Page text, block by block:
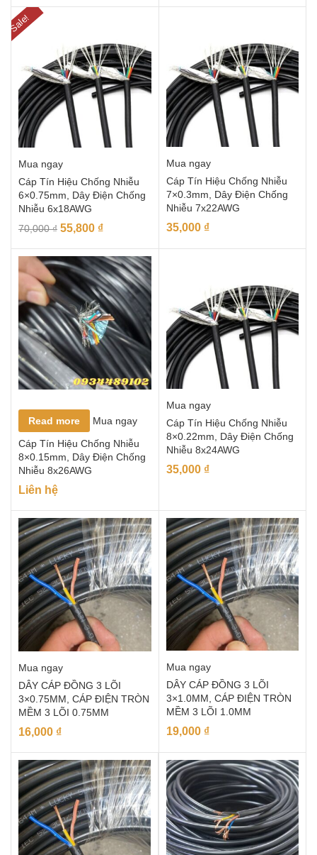
Sale!
Mua ngay
Cáp Tín Hiệu Chống Nhiễu
6×0.75mm, Dây Điện Chống
Nhiễu 6x18AWG
70,000₫ 55,800 ₫
Mua ngay
Cáp Tín Hiệu Chống Nhiễu
7×0.3mm, Dây Điện Chống
Nhiễu 7x22AWG
35,000 ₫
Read more
Mua ngay
Cáp Tín Hiệu Chống Nhiễu
8×0.15mm, Dây Điện Chống
Nhiễu 8x26AWG
Liên hệ
Mua ngay
Cáp Tín Hiệu Chống Nhiễu
8×0.22mm, Dây Điện Chống
Nhiễu 8x24AWG
35,000 ₫
Mua ngay
DÂY CÁP ĐỒNG 3 LÕI
3×0.75MM, CÁP ĐIỆN TRÒN
MỀM 3 LÕI 0.75MM
16,000 ₫
Mua ngay
DÂY CÁP ĐỒNG 3 LÕI
3×1.0MM, CÁP ĐIỆN TRÒN
MỀM 3 LÕI 1.0MM
19,000 ₫